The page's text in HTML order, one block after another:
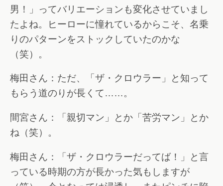
男！」ってバリエーションも変化させていまし
たよね。ヒーローに憧れているからこそ、名乗
りのパターンをストックしていたのかな
（笑）。
梅田さん：ただ、「ザ・クロウラー」と知って
もらう道のりが長くて……。
間宮さん：「親切マン」とか「苦労マン」とか
ね（笑）。
梅田さん：「ザ・クロウラーだってば！」と言
っている時期の方が長かった気もしますが